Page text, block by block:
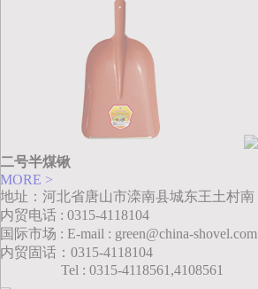
二号半煤锹
MORE >
地址：河北省唐山市滦南县城东王土村南
内贸电话 : 0315-4118104
国际市场 : E-mail : green@china-shovel.com
内贸固话：0315-4118104
Tel : 0315-4118561,4108561